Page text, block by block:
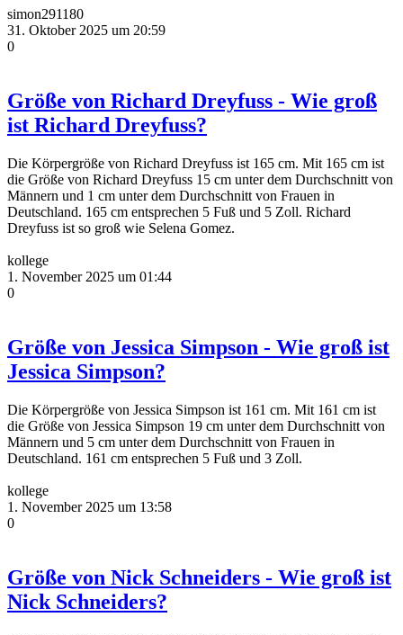
simon291180
31. Oktober 2025 um 20:59
0
Größe von Richard Dreyfuss - Wie groß
ist Richard Dreyfuss?
Die Körpergröße von Richard Dreyfuss ist 165 cm. Mit 165 cm ist
die Größe von Richard Dreyfuss 15 cm unter dem Durchschnitt von
Männern und 1 cm unter dem Durchschnitt von Frauen in
Deutschland. 165 cm entsprechen 5 Fuß und 5 Zoll. Richard
Dreyfuss ist so groß wie Selena Gomez.
kollege
1. November 2025 um 01:44
0
Größe von Jessica Simpson - Wie groß ist
Jessica Simpson?
Die Körpergröße von Jessica Simpson ist 161 cm. Mit 161 cm ist
die Größe von Jessica Simpson 19 cm unter dem Durchschnitt von
Männern und 5 cm unter dem Durchschnitt von Frauen in
Deutschland. 161 cm entsprechen 5 Fuß und 3 Zoll.
kollege
1. November 2025 um 13:58
0
Größe von Nick Schneiders - Wie groß ist
Nick Schneiders?